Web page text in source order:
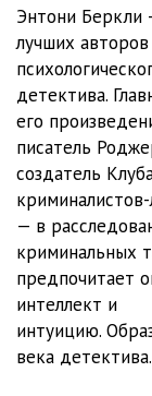
0008
0009
0011
0012
0013
0014
0015
0016
Энтони Беркли
лучших авторов
детектива.
его
писатель
создатель
— в
криминальных
предпочитает
интеллект и
интуицию.
века детектива.